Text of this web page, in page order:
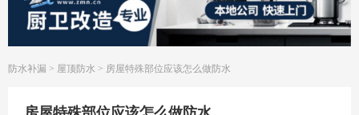
防水补漏 > 屋顶防水 > 房屋特殊部位应该怎么做防水